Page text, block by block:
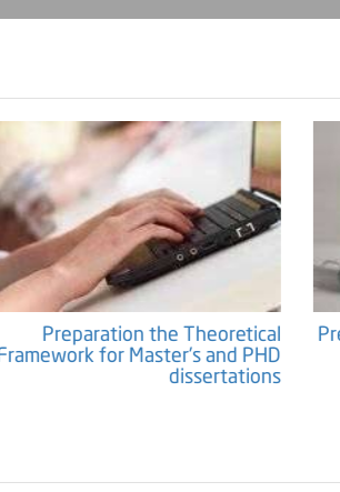
Preparation the
Framework for Master's
and PHD